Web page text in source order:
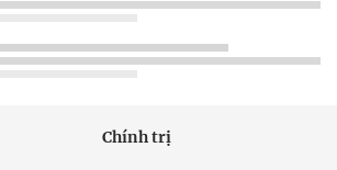
Chính trị